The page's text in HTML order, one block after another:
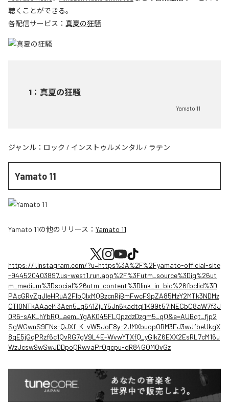
聴くことができる。
各配信サービス： 真夏の狂騒
1 ： 真夏の狂騒
Yamato 11
ジャンル： ロック / インストゥルメンタル / ラテン
Yamato 11
Yamato 11の他のリリース： Yamato 11
https://l.instagram.com/?u=https%3A%2F%2Fyamato-official-site
-944520403897.us-west1.run.app%2F%3Futm_source%3Dig%26ut
m_medium%3Dsocial%26utm_content%3Dlink_in_bio%26fbclid%3D
PAcGRvZgJleHRuA2FlbQIxMQBzcnRjBmFwcF9pZA85MzY2MTk3NDMz
OTI0NTkAAael43Aen5_q641ZjuY5Jn6kadtqI1K99t57INECbC8aW7f3J
0R6-sAK_hYbRQ_aem_YgAK045FLQpzdzDzgm5_qQ&e=AUBqt_fjp2
SgWGwnS9FNs-QJXf_K_vW5JoF8y-2JMXbuopOBM3EJ3wJfbeUkgX
8qE5jGqPRzf6c1QvRG7gV9L4E-WvwYTXfQ_yGlkZ6EXX2EsRL7cM16u
WzJcsw9wSwJDDpoQRwvaPrOgcpu-dR84GOMOvGz